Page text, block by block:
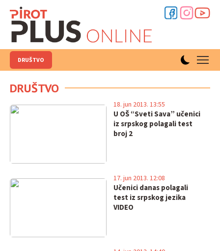
DRUŠTVO
DRUŠTVO
U OŠ “Sveti Sava” učenici
iz srpskog polagali test
broj 2
18. jun 2013. 13:55
Učenici danas polagali
test iz srpskog jezika
VIDEO
17. jun 2013. 12:08